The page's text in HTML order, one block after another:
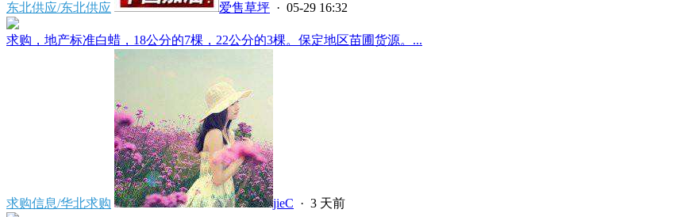
东北供应/东北供应 爱售草坪 · 05-29 16:32
求购，地产标准白蜡，18公分的7棵，22公分的3棵。保定地区苗圃货源。...
求购信息/华北求购 jieC · 3 天前